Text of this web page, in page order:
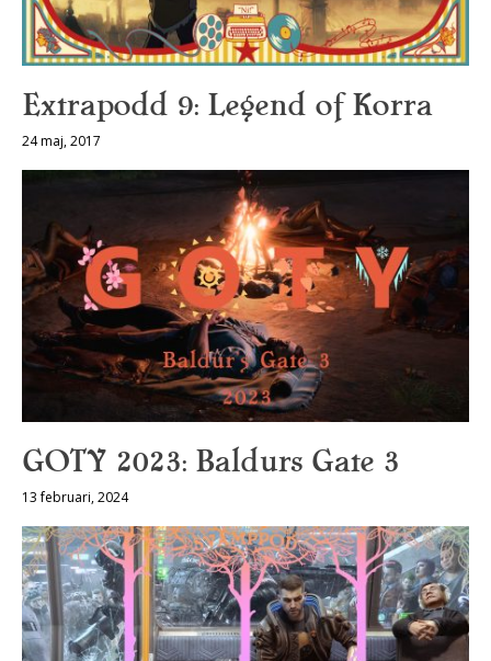
Extrapodd 9: Legend of Korra
24 maj, 2017
GOTY 2023: Baldurs Gate 3
13 februari, 2024